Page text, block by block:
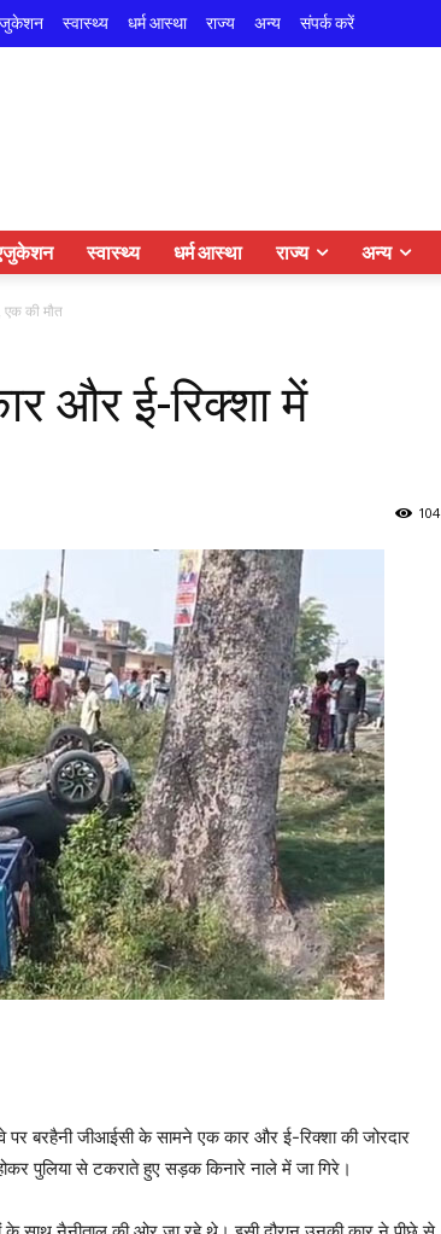
स्वास्थ्य धर्म आस्था राज्य अन्य संपर्क करें
स्वास्थ्य धर्म आस्था राज्य अन्य
एक की मौत
और ई-रिक्शा में
104
बरहैनी जीआईसी के सामने एक कार और ई-रिक्शा की जोरदार
पुलिया से टकराते हुए सड़क किनारे नाले में जा गिरे।